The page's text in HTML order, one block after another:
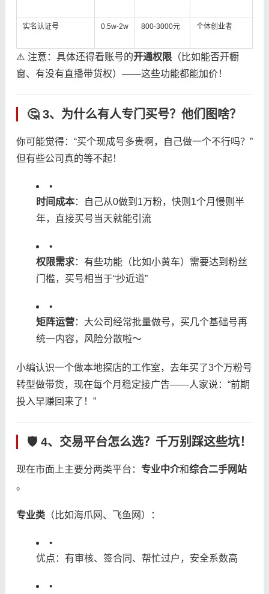
实名认证号 0.5w-2w 800-3000元 个体创业者
⚠️ 注意：具体还得看账号的​​开通权限​​（比如能否开橱
窗、有没有直播带货权）——这些功能都能加价！
🤔 3、为什么有人专门买号？他们图啥？
你可能觉得：“买个现成号多贵啊，自己做一个不行吗？”
但有些公司真的等不起！
•
​时间成本​​：自己从0做到1万粉，快则1个月慢则半
年，直接买号当天就能引流
•
​权限需求​​：有些功能（比如小黄车）需要达到粉丝
门槛，买号相当于“抄近道”
•
​矩阵运营​​：大公司经常批量做号，买几个基础号再
统一内容，风险分散啦～
小编认识一个做本地探店的工作室，去年买了3个万粉号
转型做带货，现在每个月稳定接广告——人家说：“前期
投入早赚回来了！”
🛡️ 4、交易平台怎么选？千万别踩这些坑！
现在市面上主要分两类平台：​ ​专业中介​​和​​综合二手网站​​
。
​专业类​​（比如海爪网、飞鱼网）：
•
优点：有审核、签合同、帮忙过户，安全系数高
•